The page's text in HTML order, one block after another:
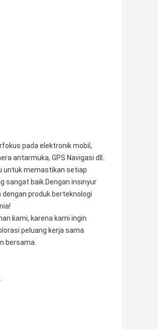
pada elektronik mobil,
antarmuka, GPS Navigasi dll..
untuk memastikan setiap
sangat baik.Dengan insinyur
produk berteknologi
kami, karena kami ingin
peluang kerja sama
bersama.